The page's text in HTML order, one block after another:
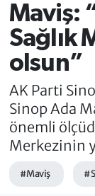
Maviş:
Sağlık
olsun”
AK Parti
Sinop Ada
önemli
Merkezinin
#Maviş
Süper
Tüm
Son
Haber